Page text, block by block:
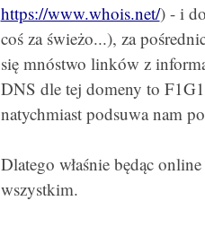
https://www.whois.net/) - i
coś za świeżo...), za
się mnóstwo linków z
DNS dle tej domeny to
natychmiast podsuwa nam
Dlatego właśnie będąc
wszystkim.